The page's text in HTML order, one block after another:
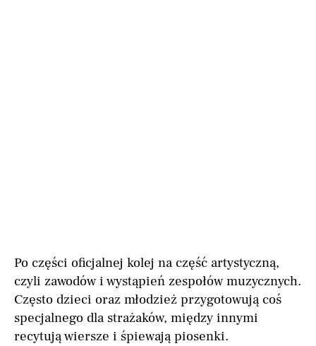
Po części oficjalnej kolej na część artystyczną,
czyli zawodów i wystąpień zespołów muzycznych.
Często dzieci oraz młodzież przygotowują coś
specjalnego dla strażaków, między innymi
recytują wiersze i śpiewają piosenki.